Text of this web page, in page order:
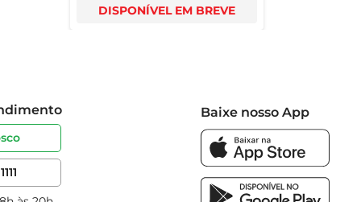
DISPONÍVEL EM BREVE
Baixe nosso App